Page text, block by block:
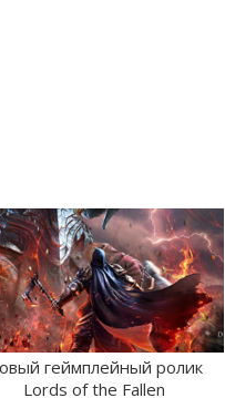
геймплейный ролик
Lords of the Fallen